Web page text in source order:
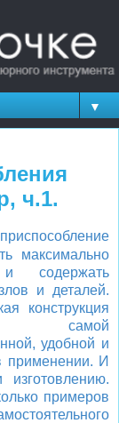
▼
ч.1.
максимально
содержать
и деталей.
конструкция
самой
удобной и
применении. И
примеров